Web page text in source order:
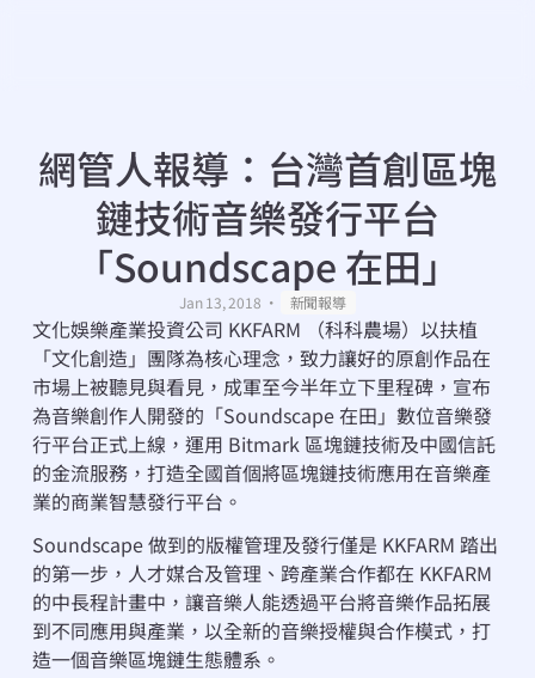
網管人報導：台灣首創區塊
鏈技術音樂發行平台
「Soundscape 在田」
Jan 13, 2018 ・ 新聞報導
文化娛樂產業投資公司 KKFARM （科科農場）以扶植
「文化創造」團隊為核心理念，致力讓好的原創作品在
市場上被聽見與看見，成軍至今半年立下里程碑，宣布
為音樂創作人開發的「Soundscape 在田」數位音樂發
行平台正式上線，運用 Bitmark 區塊鏈技術及中國信託
的金流服務，打造全國首個將區塊鏈技術應用在音樂產
業的商業智慧發行平台。
Soundscape 做到的版權管理及發行僅是 KKFARM 踏出
的第一步，人才媒合及管理、跨產業合作都在 KKFARM
的中長程計畫中，讓音樂人能透過平台將音樂作品拓展
到不同應用與產業，以全新的音樂授權與合作模式，打
造一個音樂區塊鏈生態體系。